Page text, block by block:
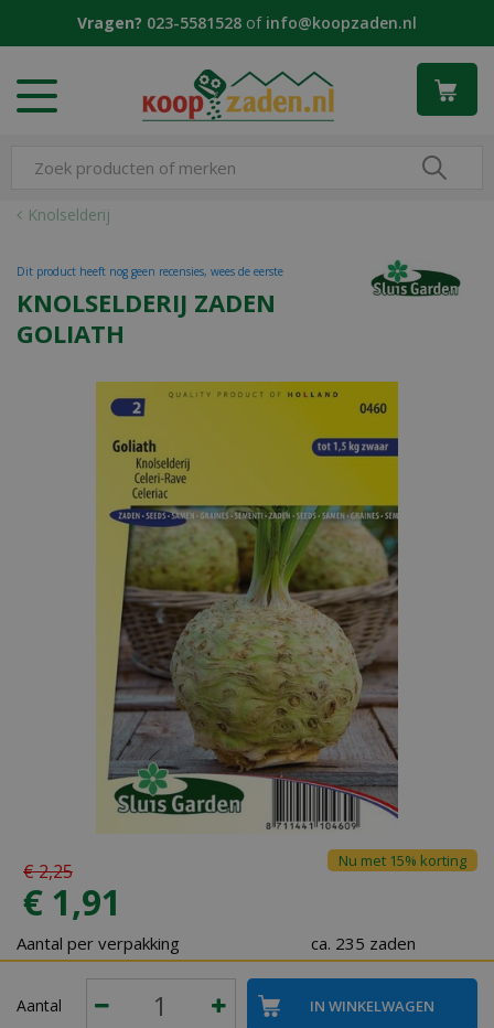
Knolselderij
Vragen? 023-5581528 of info@koopzaden.nl
KNOLSELDERIJ ZADEN
GOLIATH
Dit product heeft nog geen recensies, wees de eerste
€2,25
€ 1,91
Nu met 15% korting
Aantal per verpakking ca. 235 zaden
Aantal